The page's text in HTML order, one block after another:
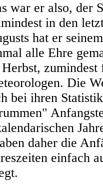
war er also, der
in den
hat er
alle Ehre
zumindest
Die
bei ihren
daher die
einfach